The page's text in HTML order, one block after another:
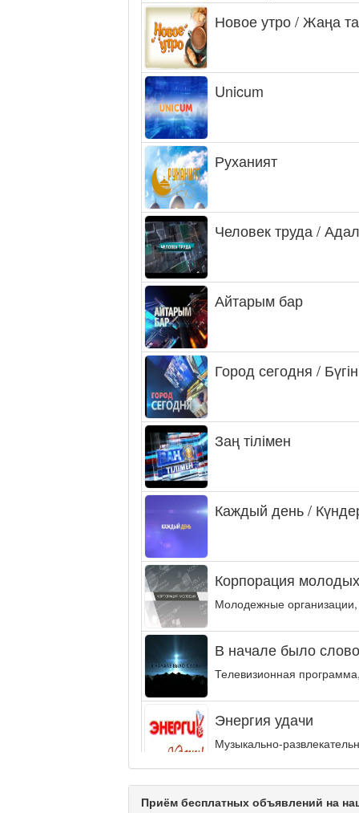
Новое утро / Жаңа
Unicum
Руханият
Человек труда /
Айтарым бар
Город сегодня /
Заң тілімен
Каждый день /
Корпорация
Молодежные
В начале было
Телевизионная
Энергия удачи
Музыкально-
Кәусар
Приём бесплатных объявлений на